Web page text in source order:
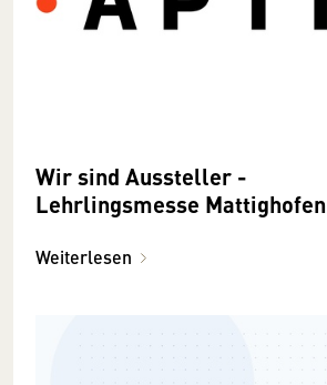
Wir sind Aussteller -
Lehrlingsmesse Mattighofen
Weiterlesen